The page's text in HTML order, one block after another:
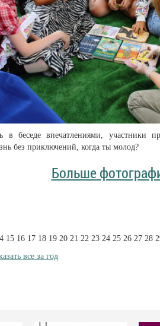
беседе впечатлениями, участники
без приключений, когда ты молод?
Больше
15 16 17 18 19 20 21 22 23 24 25 26 27 28
все за год